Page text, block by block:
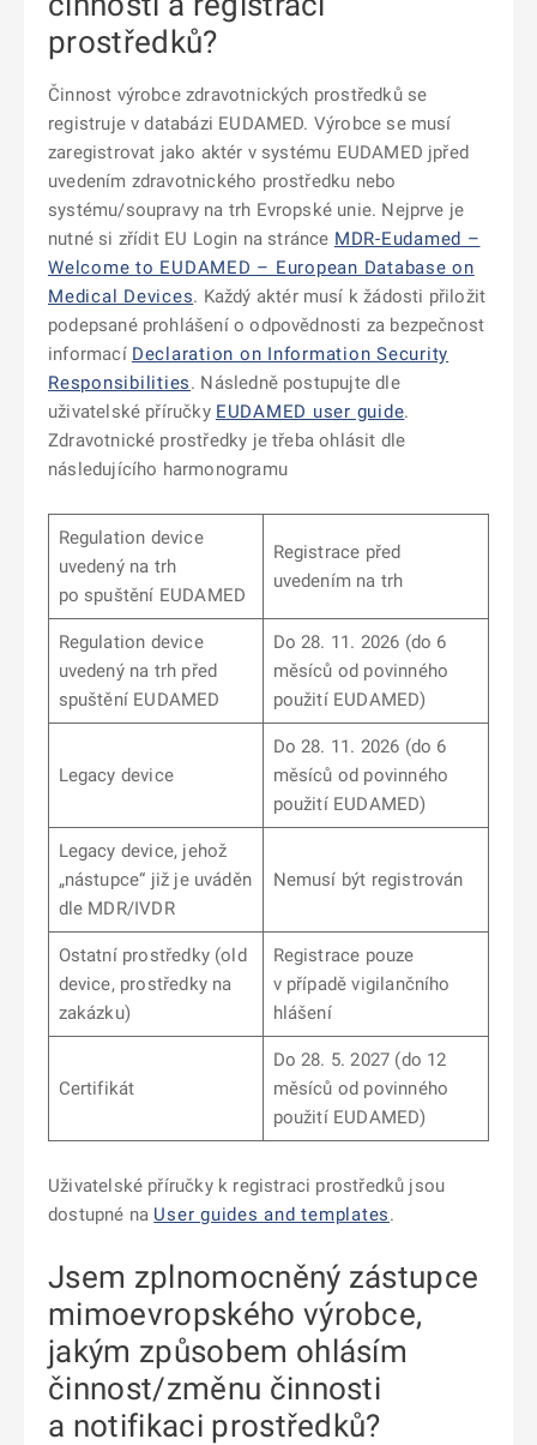
prostředků?
Činnost výrobce zdravotnických prostředků se
registruje v databázi EUDAMED. Výrobce se musí
zaregistrovat jako aktér v systému EUDAMED jpřed
uvedením zdravotnického prostředku nebo
systému/soupravy na trh Evropské unie. Nejprve je
nutné si zřídit EU Login na stránce MDR-Eudamed –
Welcome to EUDAMED – European Database on
Medical Devices. Každý aktér musí k žádosti přiložit
podepsané prohlášení o odpovědnosti za bezpečnost
informací Declaration on Information Security
Responsibilities. Následně postupujte dle
uživatelské příručky EUDAMED user guide.
Zdravotnické prostředky je třeba ohlásit dle
následujícího harmonogramu
Regulation device
uvedený na trh
po spuštění EUDAMED
Registrace před
uvedením na trh
Regulation device
uvedený na trh před
spuštění EUDAMED
Do 28. 11. 2026 (do 6
měsíců od povinného
použití EUDAMED)
Legacy device
Do 28. 11. 2026 (do 6
měsíců od povinného
použití EUDAMED)
Legacy device, jehož
„nástupce“ již je uváděn
dle MDR/IVDR
Nemusí být registrován
Ostatní prostředky (old
device, prostředky na
zakázku)
Registrace pouze
v případě vigilančního
hlášení
Certifikát
Do 28. 5. 2027 (do 12
měsíců od povinného
použití EUDAMED)
Uživatelské příručky k registraci prostředků jsou
dostupné na User guides and templates.
Jsem zplnomocněný zástupce
mimoevropského výrobce,
jakým způsobem ohlásím
činnost/změnu činnosti
a notifikaci prostředků?